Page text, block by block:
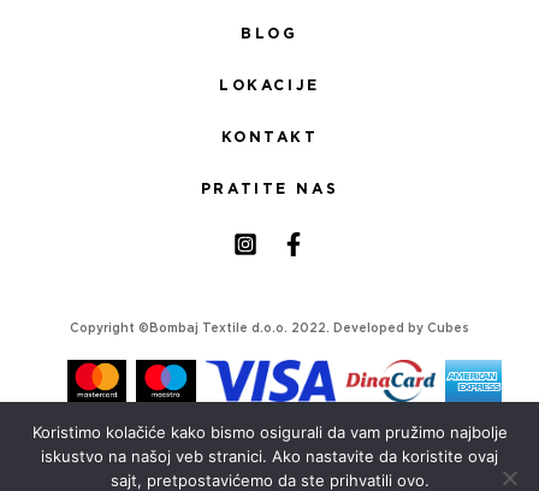
BLOG
LOKACIJE
KONTAKT
PRATITE NAS
Copyright ©Bombaj Textile d.o.o. 2022. Developed by Cubes
Koristimo kolačiće kako bismo osigurali da vam pružimo najbolje
iskustvo na našoj veb stranici. Ako nastavite da koristite ovaj
sajt, pretpostavićemo da ste prihvatili ovo.